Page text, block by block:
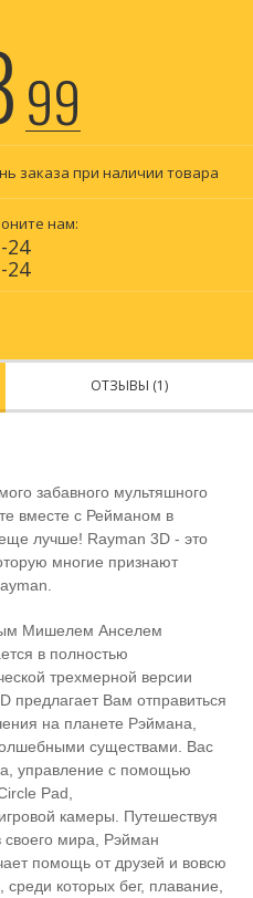
99
заказа при наличии товара
нам:
24
24
ОТЗЫВЫ (1)
забавного мультяшного
вместе с Рейманом в
лучше! Rayman 3D - это
многие признают
Мишелем Анселем
в полностью
трехмерной версии
предлагает Вам отправиться
на планете Рэймана,
существами. Вас
управление с помощью
Pad,
камеры. Путешествуя
своего мира, Рэйман
помощь от друзей и вовсю
которых бег, плавание,